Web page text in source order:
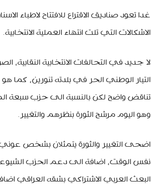
غدا تعود صناديق الاقتراع للافتتاح لاطباء
الاشكالات التي تلت انتهاء العملية الانتخابية.
لا جديد في التحالفات الانتخابية
التيار الوطني الحر في بلدته تنورين، كما
تناقض واضح لكن بالنسبة الى حزب سبعة
وهو اليوم مرشح الثورة بنظرهم والتغيير.
اضحى التغيير والثورة يتمثلان بشخص
نفس الوقت، اضافة الى دعم الحزب
البعث العربي الاشتراكي بشقه العراقي